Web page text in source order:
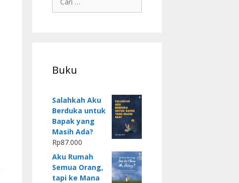
Buku
Salahkah Aku
Berduka untuk
Bapak yang
Masih Ada?
Rp87.000
Aku Rumah
Semua Orang,
tapi ke Mana